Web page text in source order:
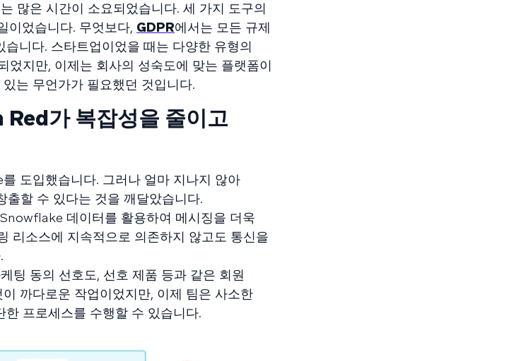
많은 시간이 소요되었습니다. 세 가지 도구의
이었습니다. 무엇보다, GDPR에서는 모든 규제
니다. 스타트업이었을 때는 다양한 유형의
지만, 이제는 회사의 성숙도에 맞는 플랫폼이
는 무언가가 필요했던 것입니다.
가 복잡성을 줄이고
도입했습니다. 그러나 얼마 지나지 않아
출할 수 있다는 것을 깨달았습니다.
데이터를 활용하여 메시징을 더욱
리소스에 지속적으로 의존하지 않고도 통신을
팅 동의 선호도, 선호 제품 등과 같은 회원
까다로운 작업이었지만, 이제 팀은 사소한
프로세스를 수행할 수 있습니다.